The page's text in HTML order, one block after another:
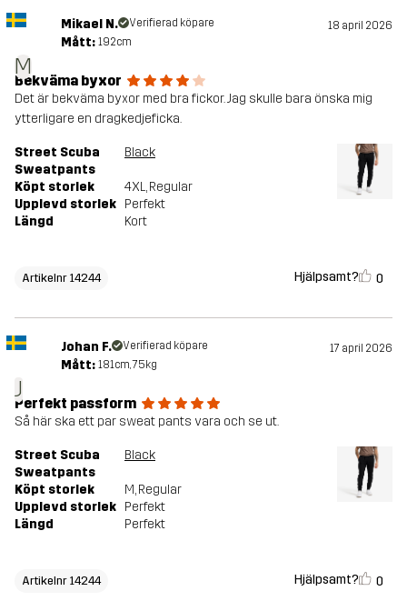
M
Mikael N. Verifierad köpare 18 april 2026
Mått: 192cm
Bekväma byxor
Det är bekväma byxor med bra fickor. Jag skulle bara önska mig
ytterligare en dragkedjeficka.
Street Scuba
Sweatpants
Black
Köpt storlek 4XL, Regular
Upplevd storlek Perfekt
Längd
Kort
Artikelnr 14244 Hjälpsamt? 0
J
Johan F. Verifierad köpare 17 april 2026
Mått: 181cm, 75kg
Perfekt passform
Så här ska ett par sweat pants vara och se ut.
Street Scuba
Sweatpants
Black
Köpt storlek M, Regular
Upplevd storlek Perfekt
Längd
Perfekt
Artikelnr 14244 Hjälpsamt? 0